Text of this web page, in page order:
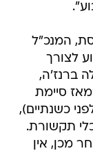
המנכ"ל
ברנז'ה,
סיימת
כשנתיים),
תקשורת.
מכן, אין
אולי שגוי,
סמיכות